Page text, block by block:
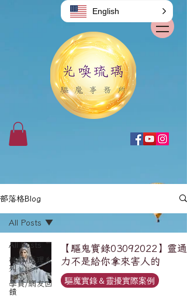
部落格Blog
All Posts
破解/原理系
列
學員/網友回
饋
All Posts
【驅鬼實錄03092022】靈通
力不是給你拿來害人的
驅魔實錄＆靈擾實際案例
English